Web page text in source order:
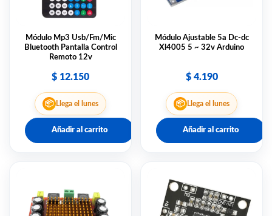
Módulo Mp3 Usb/Fm/Mic
Bluetooth Pantalla Control
Remoto 12v
$ 12.150
📦 Llega el lunes
Añadir al carrito
Módulo Ajustable 5a Dc-dc
Xl4005 5 ~ 32v Arduino
$4.190
📦 Llega el lunes
Añadir al carrito